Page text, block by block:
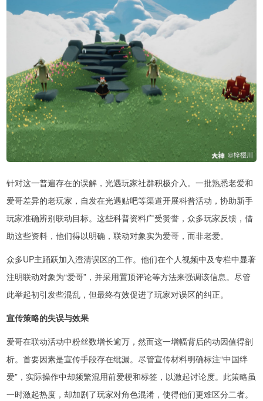
针对这一普遍存在的误解，光遇玩家社群积极介入。一批熟悉老爱和
爱哥差异的老玩家，自发在光遇贴吧等渠道开展科普活动，协助新手
玩家准确辨别联动目标。这些科普资料广受赞誉，众多玩家反馈，借
助这些资料，他们得以明确，联动对象实为爱哥，而非老爱。
众多UP主踊跃加入澄清误区的工作。他们在个人视频中及专栏中显著
注明联动对象为“爱哥”，并采用置顶评论等方法来强调该信息。尽管
此举起初引发些混乱，但最终有效促进了玩家对误区的纠正。
宣传策略的失误与效果
爱哥在联动活动中粉丝数增长逾万，然而这一增幅背后的动因值得剖
析。首要因素是宣传手段存在纰漏。尽管宣传材料明确标注“中国绊
爱”，实际操作中却频繁混用前爱梗和标签，以激起讨论度。此策略虽
一时激起热度，却加剧了玩家对角色混淆，使得他们更难区分二者。